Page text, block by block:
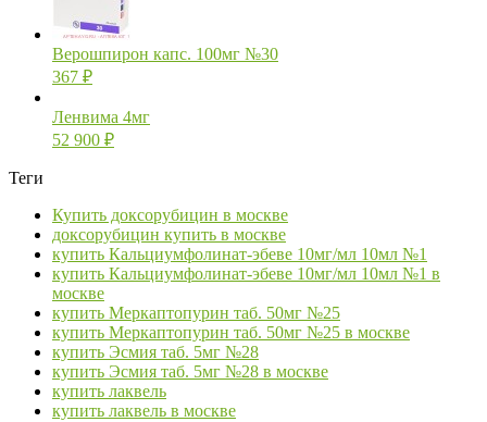
Верошпирон капс. 100мг №30
367 ₽
Ленвима 4мг
52 900 ₽
Теги
Купить доксорубицин в москве
доксорубицин купить в москве
купить Кальциумфолинат-эбеве 10мг/мл 10мл №1
купить Кальциумфолинат-эбеве 10мг/мл 10мл №1 в
москве
купить Меркаптопурин таб. 50мг №25
купить Меркаптопурин таб. 50мг №25 в москве
купить Эсмия таб. 5мг №28
купить Эсмия таб. 5мг №28 в москве
купить лаквель
купить лаквель в москве